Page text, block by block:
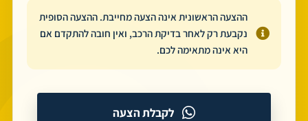
ההצעה הראשונית אינה הצעה מחייבת. ההצעה הסופית
נקבעת רק לאחר בדיקת הרכב, ואין חובה להתקדם אם
היא אינה מתאימה לכם.
לקבלת הצעה